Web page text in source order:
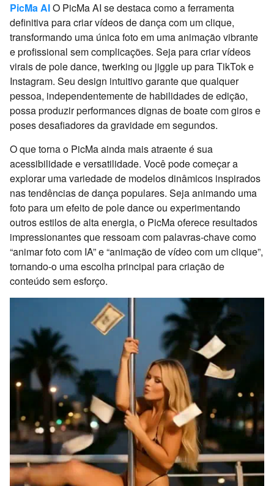
PicMa AIO PicMa AI se destaca como a ferramenta
definitiva para criar vídeos de dança com um clique,
transformando uma única foto em uma animação vibrante
e profissional sem complicações. Seja para criar vídeos
virais de pole dance, twerking ou jiggle up para TikTok e
Instagram. Seu design intuitivo garante que qualquer
pessoa, independentemente de habilidades de edição,
possa produzir performances dignas de boate com giros e
poses desafiadores da gravidade em segundos.
O que torna o PicMa ainda mais atraente é sua
acessibilidade e versatilidade. Você pode começar a
explorar uma variedade de modelos dinâmicos inspirados
nas tendências de dança populares. Seja animando uma
foto para um efeito de pole dance ou experimentando
outros estilos de alta energia, o PicMa oferece resultados
impressionantes que ressoam com palavras-chave como
“animar foto com IA” e “animação de vídeo com um clique”,
tornando-o uma escolha principal para criação de
conteúdo sem esforço.